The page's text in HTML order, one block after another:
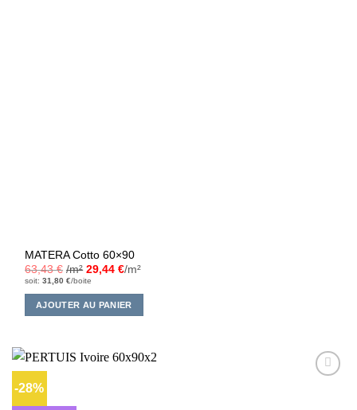
MATERA Cotto 60×90
63,43€ /m² 29,44€/m²
soit:31,80€/boite
AJOUTER AU PANIER
-28%